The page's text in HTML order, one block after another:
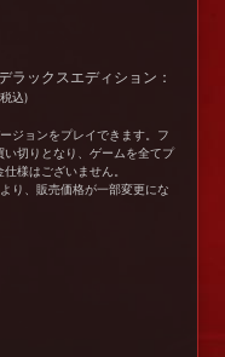
ラックスエディション：
込)
ジョンをプレイできます。フ
切りとなり、ゲームを全てプ
様はございません。
り、販売価格が一部変更にな